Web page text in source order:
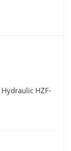
HZF-